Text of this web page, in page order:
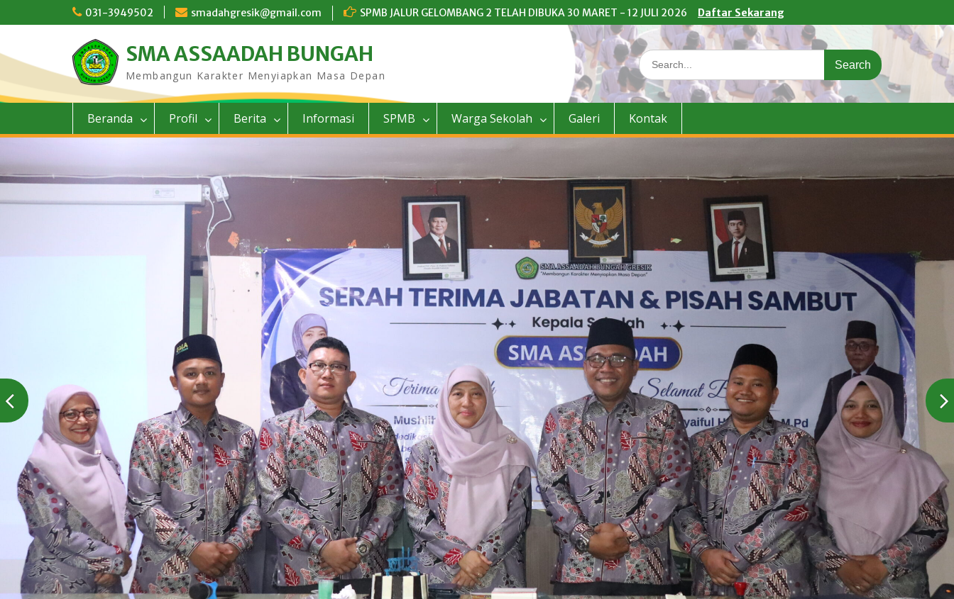
to
031-3949502 smadahgresik@gmail.com SPMB JALUR GELOMBANG 2 TELAH DIBUKA 30 MARET - 12 JULI 2026 Daftar Sekarang
SMA ASSAADAH BUNGAH
Membangun Karakter Menyiapkan Masa Depan
Search
for:
Beranda Profil Berita Informasi SPMB Warga Sekolah Galeri Kontak